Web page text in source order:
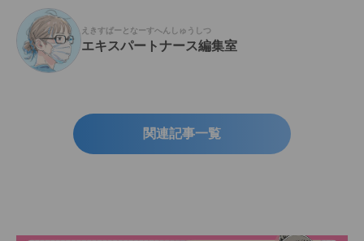
えきすぱーとなーすへんしゅうしつ
エキスパートナース編集室
関連記事一覧